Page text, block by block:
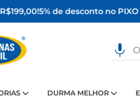
5% de desconto no PIXO
DURMA MELHOR